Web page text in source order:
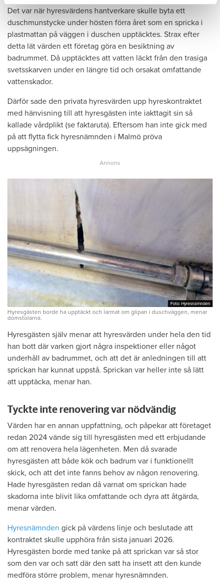
Det var när hyresvärdens hantverkare skulle byta ett
duschmunstycke under hösten förra året som en spricka i
plastmattan på väggen i duschen upptäcktes. Strax efter
detta lät värden ett företag göra en besiktning av
badrummet. Då upptäcktes att vatten läckt från den trasiga
svetsskarven under en längre tid och orsakat omfattande
vattenskador.
Därför sade den privata hyresvärden upp hyreskontraktet
med hänvisning till att hyresgästen inte iakttagit sin så
kallade vårdplikt (se faktaruta). Eftersom han inte gick med
på att flytta fick hyresnämnden i Malmö pröva
uppsägningen.
Foto: Hyresnämnden
Foto: Hyresnämnden
Hyresgästen borde ha upptäckt och larmat om glipan i duschväggen, menar
domstolarna.
Hyresgästen själv menar att hyresvärden under hela den tid
han bott där varken gjort några inspektioner eller något
underhåll av badrummet, och att det är anledningen till att
sprickan har kunnat uppstå. Sprickan var heller inte så lätt
att upptäcka, menar han.
Tyckte inte renovering var nödvändig
Värden har en annan uppfattning, och påpekar att företaget
redan 2024 vände sig till hyresgästen med ett erbjudande
om att renovera hela lägenheten. Men då svarade
hyresgästen att både kök och badrum var i funktionellt
skick, och att det inte fanns behov av någon renovering.
Hade hyresgästen redan då varnat om sprickan hade
skadorna inte blivit lika omfattande och dyra att åtgärda,
menar värden.
Hyresnämnden gick på värdens linje och beslutade att
kontraktet skulle upphöra från sista januari 2026.
Hyresgästen borde med tanke på att sprickan var så stor
som den var och satt där den satt ha insett att den kunde
medföra större problem, menar hyresnämnden.